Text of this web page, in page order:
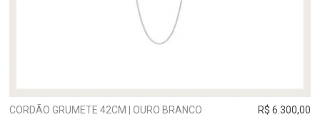
CORDÃO GRUMETE 42CM | OURO BRANCO R$ 6.300,00